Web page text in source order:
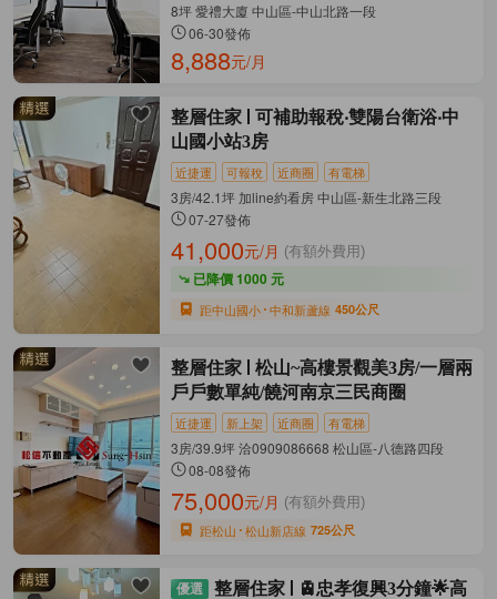
8坪 愛禮大廈 中山區-中山北路一段
06-30發佈
8,888元/月
整層住家
可補助報稅‧雙陽台衛浴‧中
山國小站3房
近捷運 可報稅 近商圈 有電梯
3房/42.1坪 加line約看房 中山區-新生北路三段
07-27發佈
41,000元/月 (有額外費用)
已降價 1000 元
距中山國小 中和新蘆線 450公尺
整層住家
松山~高樓景觀美3房/一層兩
戶戶數單純/饒河南京三民商圈
近捷運 新上架 近商圈 有電梯
3房/39.9坪 洽0909086668 松山區-八德路四段
08-08發佈
75,000元/月 (有額外費用)
距松山 松山新店線 725公尺
整層住家
🚊忠孝復興3分鐘🌟高